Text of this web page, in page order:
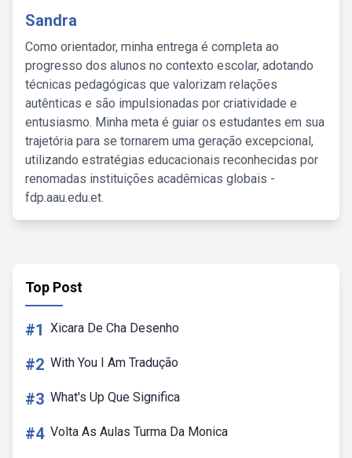
Sandra
Como orientador, minha entrega é completa ao
progresso dos alunos no contexto escolar, adotando
técnicas pedagógicas que valorizam relações
autênticas e são impulsionadas por criatividade e
entusiasmo. Minha meta é guiar os estudantes em sua
trajetória para se tornarem uma geração excepcional,
utilizando estratégias educacionais reconhecidas por
renomadas instituições acadêmicas globais -
fdp.aau.edu.et.
Top Post
#1 Xicara De Cha Desenho
#2 With You I Am Tradução
#3 What's Up Que Significa
#4 Volta As Aulas Turma Da Monica